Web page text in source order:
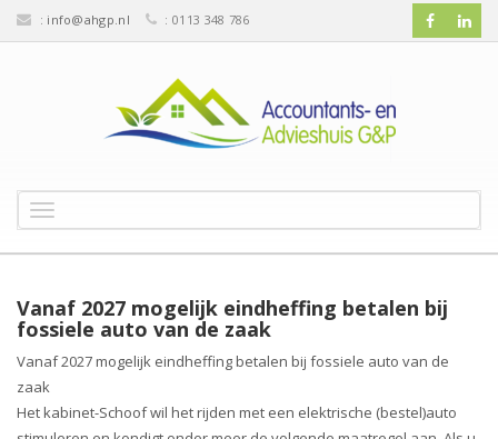
: info@ahgp.nl : 0113 348 786
o
g
l
e
a
i
g
Vanaf 2027 mogelijk eindheffing betalen bij
fossiele auto van de zaak
Vanaf 2027 mogelijk eindheffing betalen bij fossiele auto van de
zaak
Het kabinet-Schoof wil het rijden met een elektrische (bestel)auto